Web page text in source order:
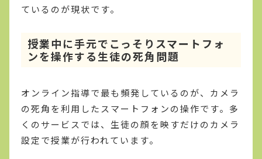
ているのが現状です。
授業中に手元でこっそりスマートフォ
ンを操作する生徒の死角問題
オンライン指導で最も頻発しているのが、カメラ
の死角を利用したスマートフォンの操作です。多
くのサービスでは、生徒の顔を映すだけのカメラ
設定で授業が行われています。